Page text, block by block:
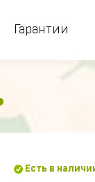
Гарантии
Есть в